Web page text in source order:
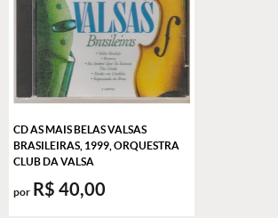
CD AS MAIS BELAS VALSAS
BRASILEIRAS, 1999, ORQUESTRA
CLUB DA VALSA
por R$ 40,00